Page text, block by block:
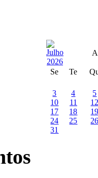
Se Te
3 4
5
10
11
17
18
24
25
31